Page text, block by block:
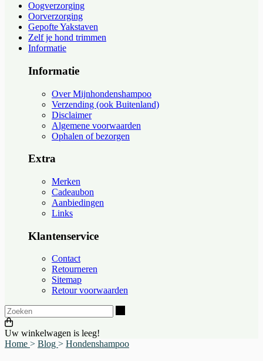
Oogverzorging
Oorverzorging
Gepofte Yakstaven
Zelf je hond trimmen
Informatie
Informatie
Over Mijnhondenshampoo
Verzending (ook Buitenland)
Disclaimer
Algemene voorwaarden
Ophalen of bezorgen
Extra
Merken
Cadeaubon
Aanbiedingen
Links
Klantenservice
Contact
Retourneren
Sitemap
Retour voorwaarden
Uw winkelwagen is leeg!
Home > Blog > Hondenshampoo